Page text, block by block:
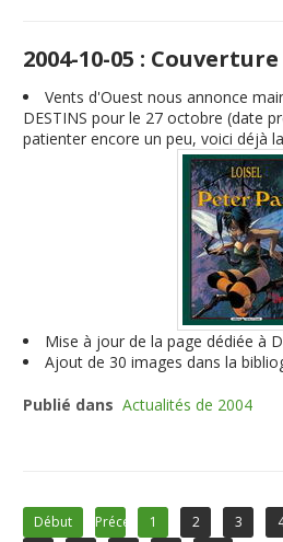
2004-10-05 :
Vents d'Ouest nous annonce
DESTINS pour le 27 octobre (date
patienter encore un peu, voici déjà
Mise à jour de la page dédiée à
Ajout de 30 images dans la
Publié dans Actualités de 2004
Début Précédent1 2 3